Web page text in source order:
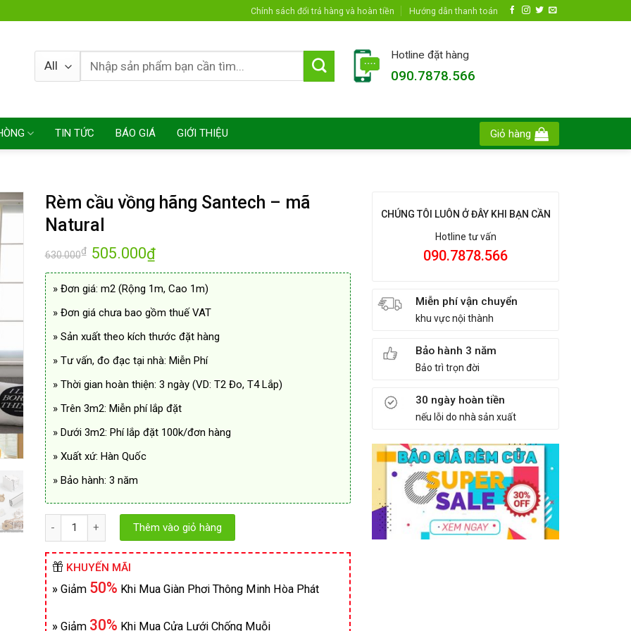
Chính sách đổi trả hàng và hoàn tiền Hướng dẫn thanh toán
Hotline đặt hàng
090.7878.566
TIN TỨC BÁO GIÁ GIỚI THIỆU Giỏ hàng
Rèm cầu vồng hãng Santech – mã
Natural
630.000₫ Giá
gốc
505.000₫Giá
hiện
505.000₫.
» Đơn giá: m2 (Rộng 1m, Cao 1m)
» Đơn giá chưa bao gồm thuế VAT
» Sản xuất theo kích thước đặt hàng
» Tư vấn, đo đạc tại nhà: Miễn Phí
» Thời gian hoàn thiện: 3 ngày (VD: T2 Đo, T4 Lắp)
» Trên 3m2: Miễn phí lắp đặt
» Dưới 3m2: Phí lắp đặt 100k/đơn hàng
» Xuất xứ: Hàn Quốc
» Bảo hành: 3 năm
Số lượng Thêm vào giỏ hàng
KHUYẾN MÃI
»Giảm 50% Khi Mua Giàn Phơi Thông Minh Hòa Phát
»Giảm 30% Khi Mua Cửa Lưới Chống Muỗi
CHÚNG TÔI LUÔN Ở ĐÂY KHI BẠN CẦN
Hotline tư vấn
090.7878.566
Miễn phí vận chuyển
khu vực nội thành
Bảo hành 3 năm
Bảo trì trọn đời
30 ngày hoàn tiền
nếu lỗi do nhà sản xuất